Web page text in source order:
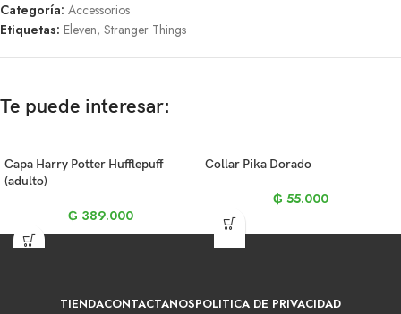
Categoría: Accessorios
Etiquetas: Eleven, Stranger Things
Te puede interesar:
Capa Harry Potter Hufflepuff
(adulto)
₲ 389.000
Collar Pika Dorado
₲ 55.000
TIENDACONTACTANOSPOLITICA DE PRIVACIDAD